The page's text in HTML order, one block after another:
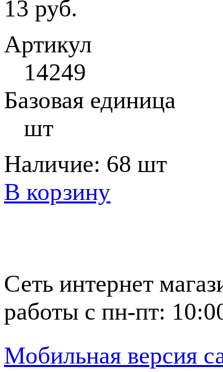
13 руб.
Артикул
14249
Базовая единица
шт
Наличие: 68 шт
В корзину
Сеть интернет
работы с пн-пт:
Мобильная версия